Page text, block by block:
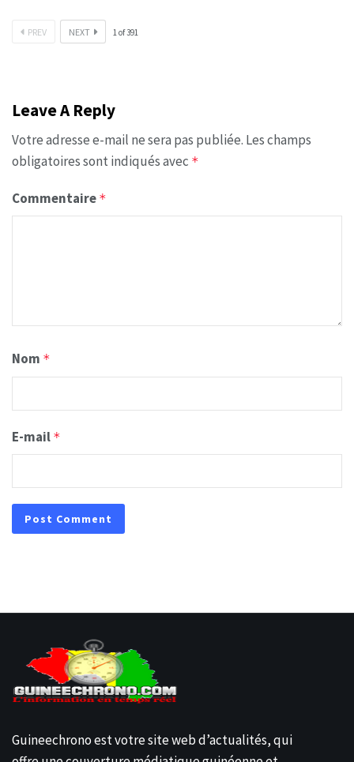
PREV NEXT 1of391
Leave A Reply
Votre adresse e-mail ne sera pas publiée. Les champs
obligatoires sont indiqués avec *
Commentaire *
Nom *
E-mail *
Guineechrono est votre site web d’actualités, qui